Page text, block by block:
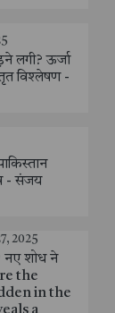
लगी? ऊर्जा
विश्लेषण -
- संजय
2025
नए शोध ने
the
in the